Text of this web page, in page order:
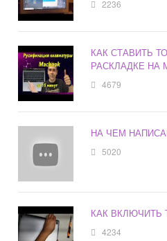
2236
КАК СТАВИТЬ
РАСКЛАДКЕ НА
4679
НА ЧЕМ
5020
КАК ВКЛЮЧИТЬ
4234